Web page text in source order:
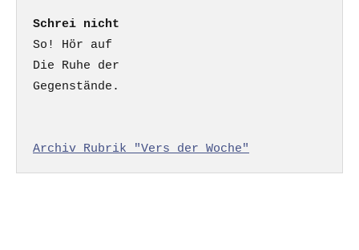
Schrei nicht
So! Hör auf
Die Ruhe der
Gegenstände.
Archiv Rubrik "Vers der Woche"